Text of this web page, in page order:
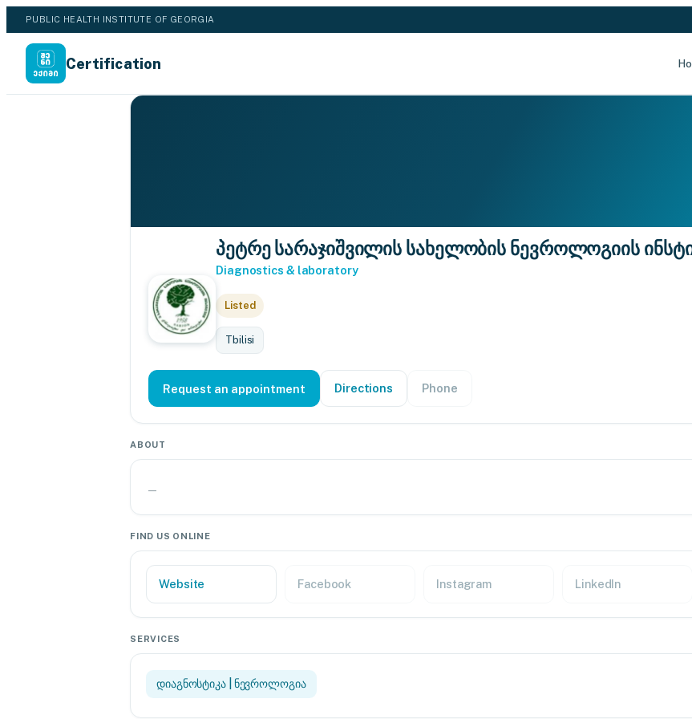
PUBLIC HEALTH INSTITUTE OF GEORGIA
Certification
პეტრე სარაჯიშვილის სახელობის ნევროლოგიის
Diagnostics & laboratory
Listed
Tbilisi
Request an appointment Directions Phone
ABOUT
—
FIND US ONLINE
Website Facebook Instagram LinkedIn
SERVICES
დიაგნოსტიკა | ნევროლოგია